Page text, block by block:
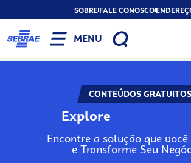
SOBREFALE CONOSCO
MENU
CONTEÚDOS GRATUITOS
Explore
Encontre a solução que você
e Transforme Seu